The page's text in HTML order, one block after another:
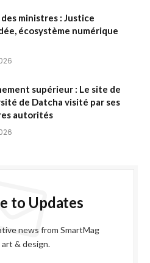
ministres : Justice
écosystème numérique
supérieur : Le site de
de Datcha visité par ses
autorités
to Updates
news from SmartMag
& design.